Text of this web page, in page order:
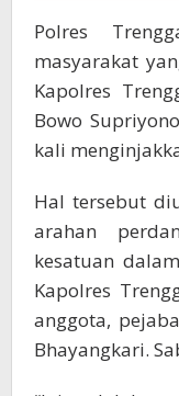
Polres
masyarakat
Kapolres
Bowo
kali
Hal tersebut
arahan
kesatuan
Kapolres
anggota,
Bhayangkari.